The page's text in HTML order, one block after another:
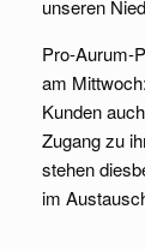
unseren
Pro-Aurum-
am
Kunden
Zugang zu
stehen
im